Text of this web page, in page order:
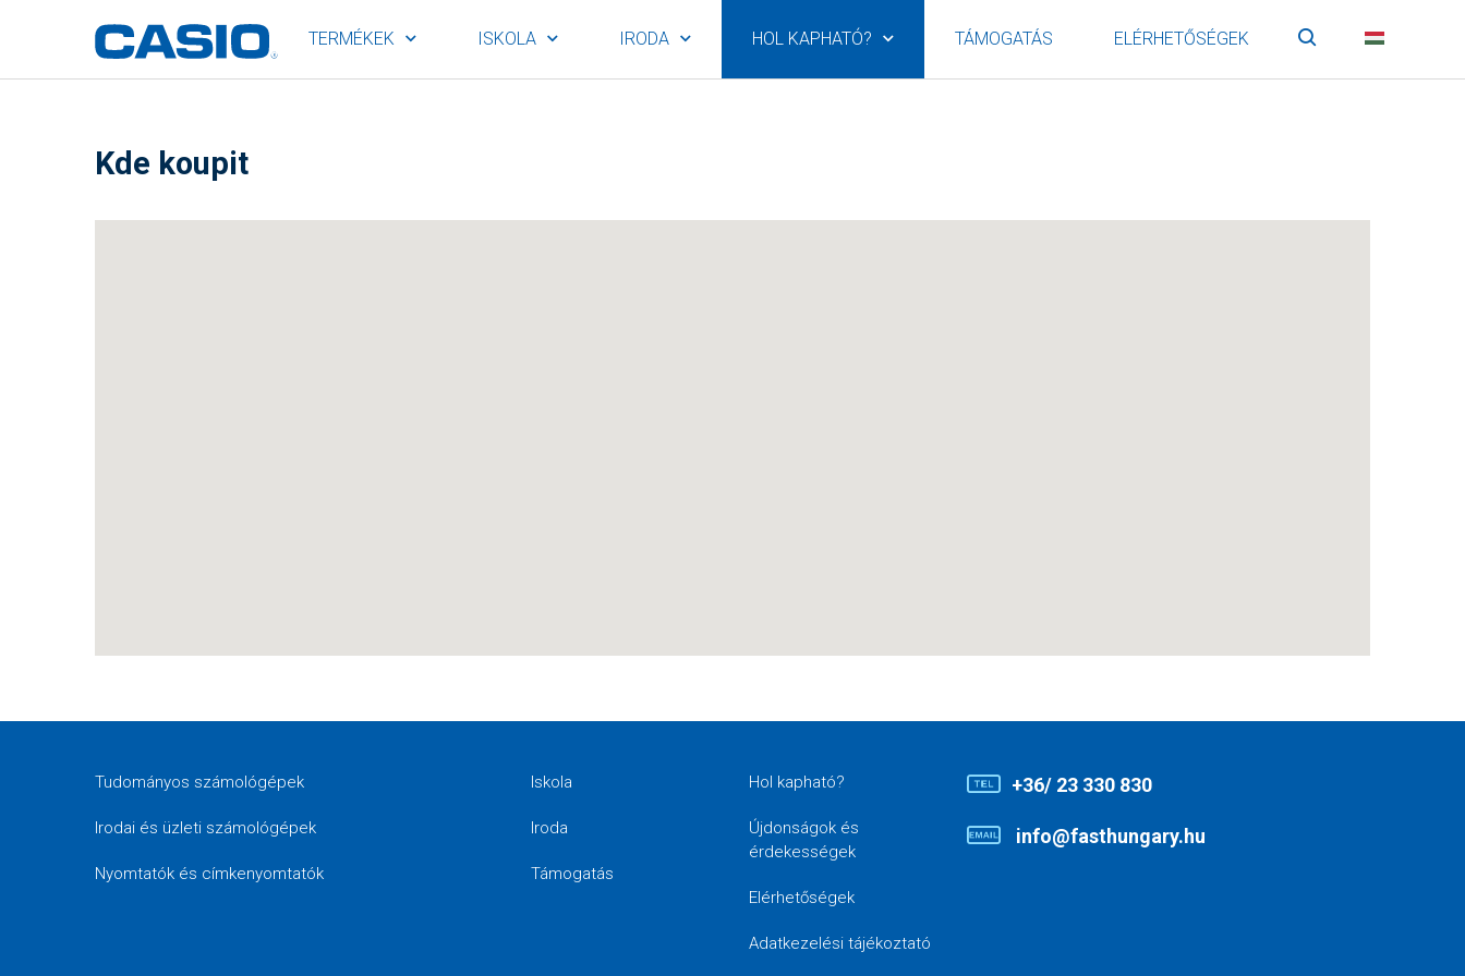
TERMÉKEK ISKOLA IRODA HOL KAPHATÓ? TÁMOGATÁS ELÉRHETŐSÉGEK Keresés
Kde koupit
Tudományos számológépek
Irodai és üzleti számológépek
Nyomtatók és címkenyomtatók
Iskola
Iroda
Támogatás
Hol kapható?
Újdonságok és
érdekességek
Elérhetőségek
Adatkezelési tájékoztató
+36/ 23 330 830
info@fasthungary.hu